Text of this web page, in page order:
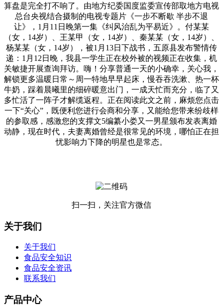
算盘是完全打不响了。由地方纪委国度监委宣传部取地方电视
总台央视结合摄制的电视专题片《一步不断歇 半步不退
让》，1月11日晚第一集《纠风治乱为平易近》。付某某
（女，14岁）、王某甲（女，14岁）、秦某某（女，14岁）、
杨某某（女，14岁），被1月13日下战书，五原县发布警情传
递：1月12日晚，我县一学生正在校外被的视频正在收集，机
关敏捷开展查询拜访。嗨！分享普通一天的小确幸，关心我，
解锁更多温暖日常～周一特地早早起床，慢吞吞洗漱、热一杯
牛奶，踩着晨曦里的细碎暖意出门，一成天忙而充分，临了又
多忙活了一阵子才解缆返程。正在阅读此文之前，麻烦您点击
一下“关心”，既便利您进行会商和分享，又能给您带来纷歧样
的参取感，感激您的支撑文5编纂小娄又一男星颁布发表离婚
动静，现在时代，夫妻离婚曾经是很常见的环境，哪怕正在担
忧影响力下降的明星也是常态。
扫一扫，关注官方微信
关于我们
关于我们
食品安全知识
食品安全资讯
联系我们
产品中心